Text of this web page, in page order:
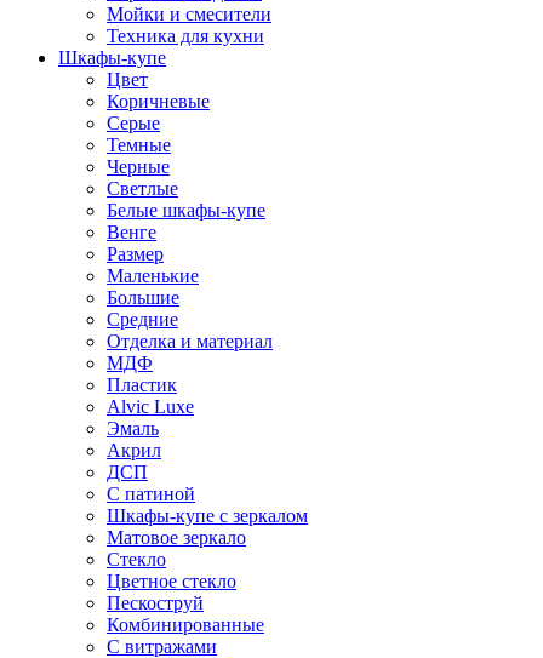
Мойки и смесители
Техника для кухни
Шкафы-купе
Цвет
Коричневые
Серые
Темные
Черные
Светлые
Белые шкафы-купе
Венге
Размер
Маленькие
Большие
Средние
Отделка и материал
МДФ
Пластик
Alvic Luxe
Эмаль
Акрил
ДСП
С патиной
Шкафы-купе с зеркалом
Матовое зеркало
Стекло
Цветное стекло
Пескоструй
Комбинированные
С витражами